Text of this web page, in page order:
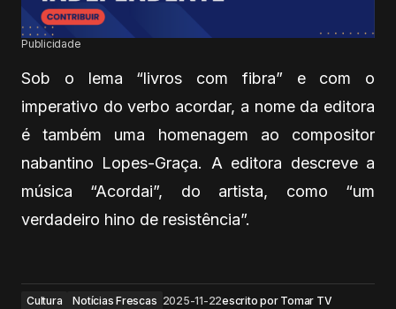
Publicidade
Sob o lema “livros com fibra” e com o
imperativo do verbo acordar, a nome da editora
é também uma homenagem ao compositor
nabantino Lopes-Graça. A editora descreve a
música “Acordai”, do artista, como “um
verdadeiro hino de resistência”.
Cultura Notícias Frescas 2025-11-22escrito por Tomar TV